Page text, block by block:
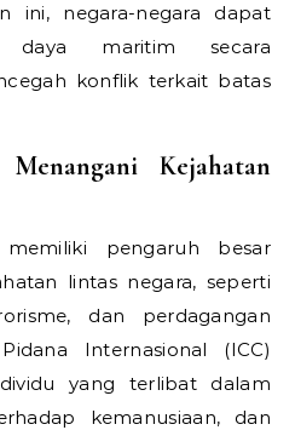
ini, negara-negara dapat
daya maritim secara
konflik terkait batas
Kejahatan
pengaruh besar
lintas negara, seperti
dan perdagangan
Internasional (ICC)
yang terlibat dalam
kemanusiaan, dan